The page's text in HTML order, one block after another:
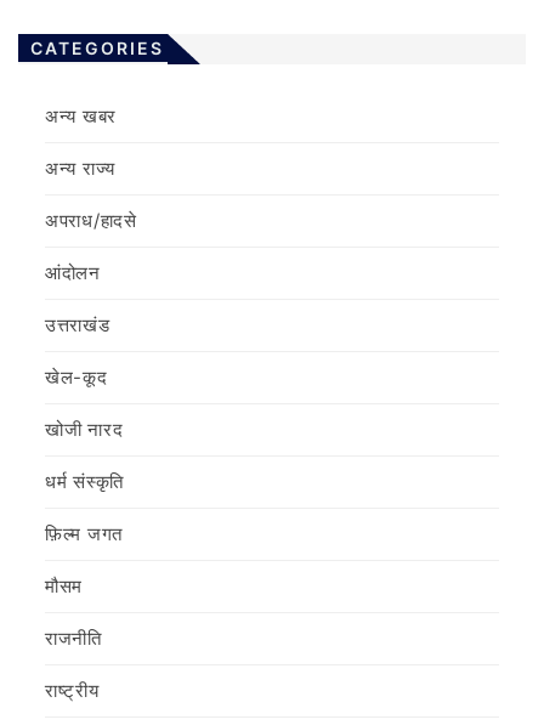
CATEGORIES
अन्य खबर
अन्य राज्य
अपराध/हादसे
आंदोलन
उत्तराखंड
खेल-कूद
खोजी नारद
धर्म संस्कृति
फ़िल्‍म जगत
मौसम
राजनीति
राष्ट्रीय